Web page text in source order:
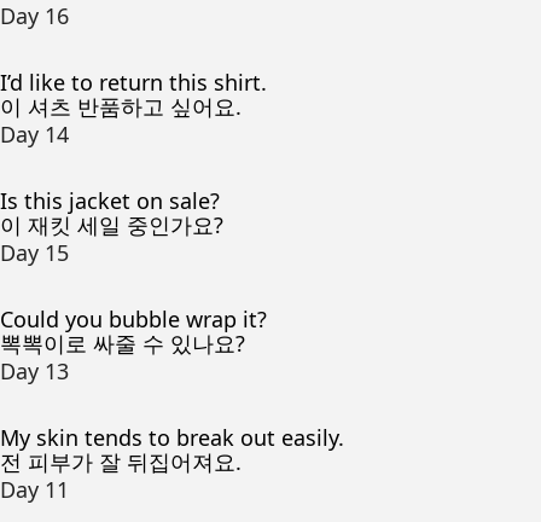
Day 16
I’d like to return this shirt.
이 셔츠 반품하고 싶어요.
Day 14
Is this jacket on sale?
이 재킷 세일 중인가요?
Day 15
Could you bubble wrap it?
뽁뽁이로 싸줄 수 있나요?
Day 13
My skin tends to break out easily.
전 피부가 잘 뒤집어져요.
Day 11